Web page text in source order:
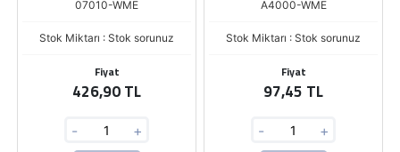
07010-WME
Stok Miktarı : Stok sorunuz
Fiyat
426,90 TL
- +
A4000-WME
Stok Miktarı : Stok sorunuz
Fiyat
97,45 TL
- +